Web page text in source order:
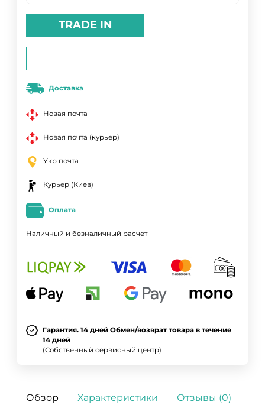
TRADE IN
Доставка
Новая почта
Новая почта (курьер)
Укр почта
Курьер (Киев)
Оплата
Наличный и безналичный расчет
Гарантия. 14 дней Обмен/возврат товара в течение
14 дней
(Собственный сервисный центр)
Обзор Характеристики Отзывы (0)